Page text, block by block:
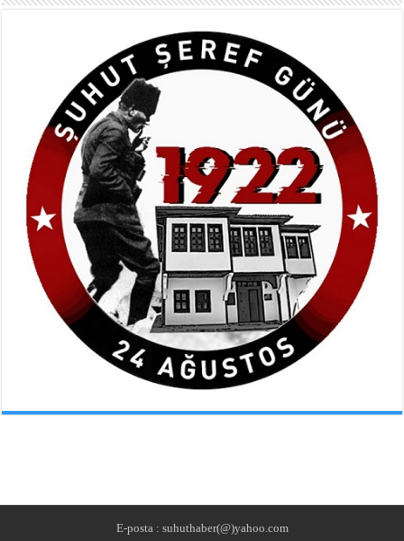
E-posta : suhuthaber(@)yahoo.com